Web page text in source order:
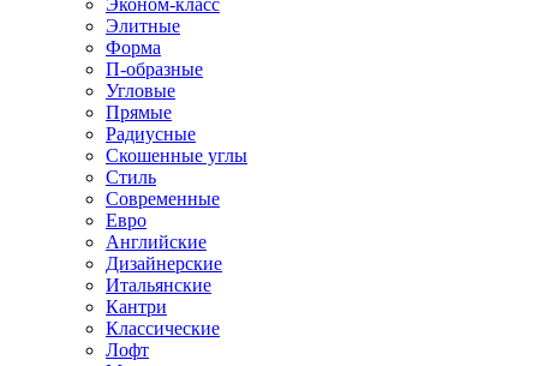
Эконом-класс
Элитные
Форма
П-образные
Угловые
Прямые
Радиусные
Скошенные углы
Стиль
Современные
Евро
Английские
Дизайнерские
Итальянские
Кантри
Классические
Лофт